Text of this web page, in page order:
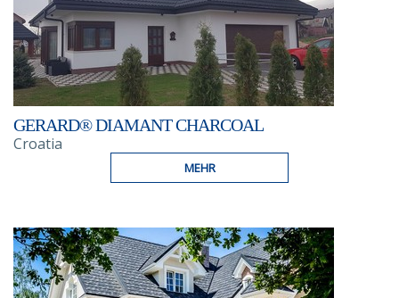
GERARD® DIAMANT CHARCOAL
Croatia
MEHR